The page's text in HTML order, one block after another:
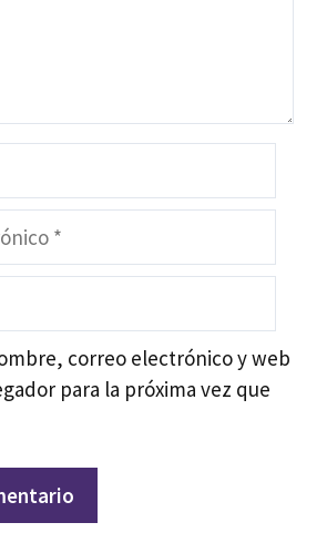
correo electrónico y web
para la próxima vez que